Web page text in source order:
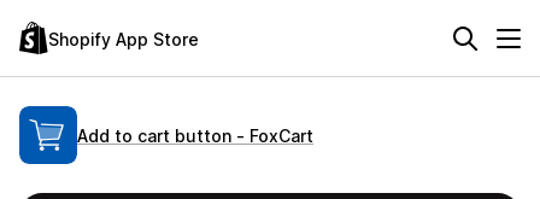
Shopify App Store
Add to cart button ‑ FoxCart